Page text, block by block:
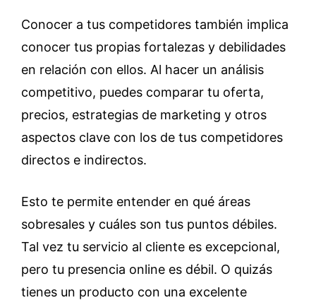
Conocer a tus competidores también implica
conocer tus propias fortalezas y debilidades
en relación con ellos. Al hacer un análisis
competitivo, puedes comparar tu oferta,
precios, estrategias de marketing y otros
aspectos clave con los de tus competidores
directos e indirectos.
Esto te permite entender en qué áreas
sobresales y cuáles son tus puntos débiles.
Tal vez tu servicio al cliente es excepcional,
pero tu presencia online es débil. O quizás
tienes un producto con una excelente